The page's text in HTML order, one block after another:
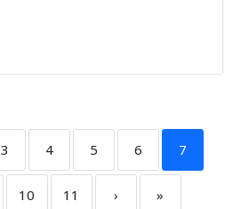
3 4 5 6 7
10 11 › »